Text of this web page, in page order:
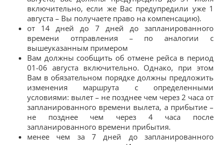
включительно, если же Вас предупредили уже 1
августа – Вы получаете право на компенсацию).
от 14 дней до 7 дней до запланированного
времени отправления – по аналогии с
вышеуказанным примером
Вам должны сообщить об отмене рейса в период
01-06 августа включительно. Однако, при этом
Вам в обязательном порядке должны предложить
изменения маршрута с определенными
условиями: вылет – не позднее чем через 2 часа от
запланированного времени вылета, а прибытие –
не позднее чем через 4 часа после
запланированного времени прибытия.
менее чем за 7 дней до запланированного